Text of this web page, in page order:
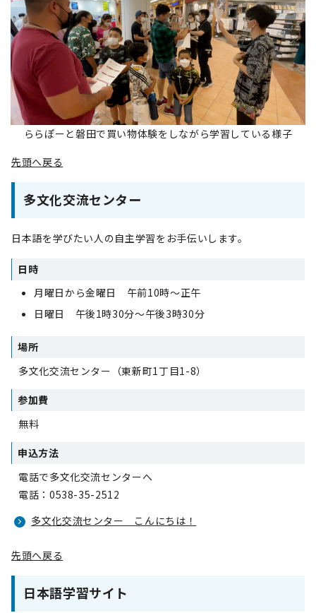
ららぽーと磐田で買い物体験をしながら学習している様子
先頭へ戻る
多文化交流センター
日本語を学びたい人の自主学習をお手伝いします。
日時
月曜日から金曜日 午前10時～正午
日曜日 午後1時30分～午後3時30分
場所
多文化交流センター（東新町1丁目1-8）
参加費
無料
申込方法
電話で多文化交流センターへ
電話：0538-35-2512
多文化交流センター こんにちは！
先頭へ戻る
日本語学習サイト